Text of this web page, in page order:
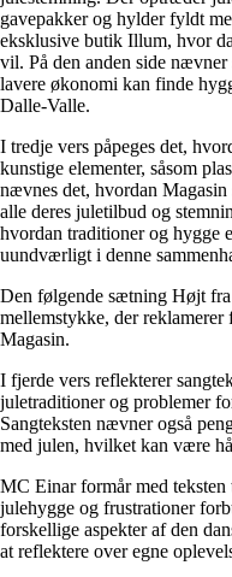
gavepakker og hylder fyldt
eksklusive butik Illum, hvor
vil. På den anden side nævner
lavere økonomi kan finde
Dalle-Valle.
I tredje vers påpeges det,
kunstige elementer, såsom
nævnes det, hvordan
alle deres juletilbud og
hvordan traditioner og hygge
uundværligt i denne
Den følgende sætning Højt
mellemstykke, der
Magasin.
I fjerde vers reflekterer
juletraditioner og problemer
Sangteksten nævner også
med julen, hvilket kan være
MC Einar formår med
julehygge og frustrationer
forskellige aspekter af den
at reflektere over egne